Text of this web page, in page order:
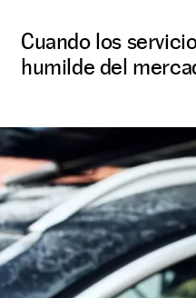
Cuando los
humilde del